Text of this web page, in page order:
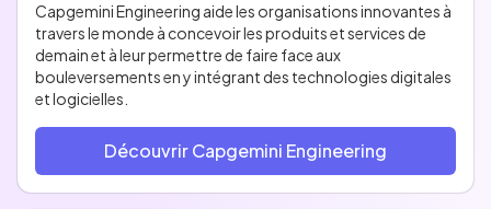
Capgemini Engineering aide les organisations innovantes à
travers le monde à concevoir les produits et services de
demain et à leur permettre de faire face aux
bouleversements en y intégrant des technologies digitales
et logicielles.
Découvrir Capgemini Engineering